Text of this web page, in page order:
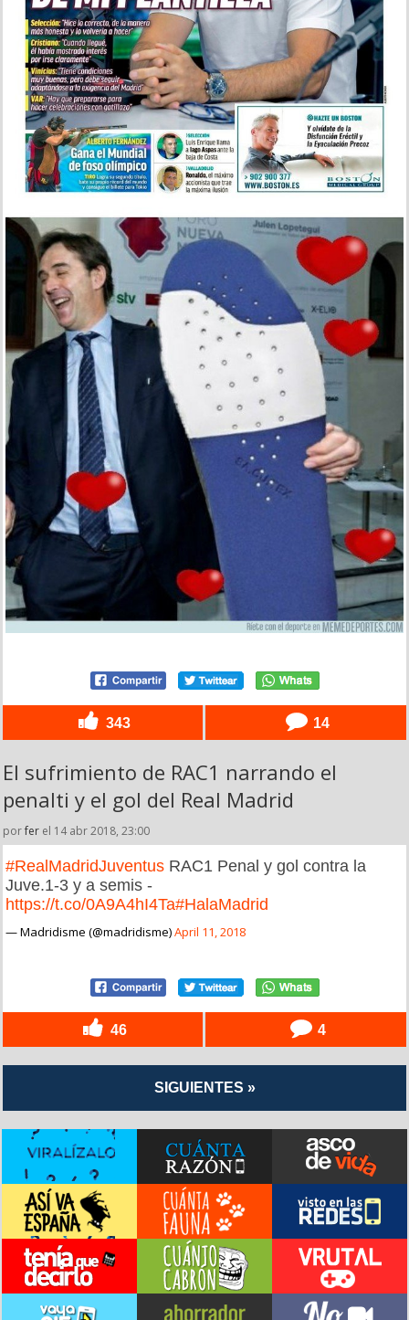
343 14
El sufrimiento de RAC1 narrando el
penalti y el gol del Real Madrid
porfer el 14 abr 2018, 23:00
#RealMadridJuventus RAC1 Penal y gol contra la
Juve.1-3 y a semis -
https://t.co/0A9A4hI4Ta#HalaMadrid
— Madridisme (@madridisme)April 11, 2018
46 4
SIGUIENTES »